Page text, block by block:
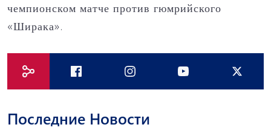
чемпионском матче против гюмрийского
«Ширака».
Последние Новости